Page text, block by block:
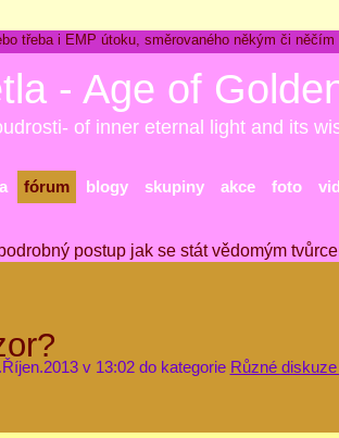
třeba i EMP útoku, směrovaného někým či
- Age of
of inner eternal light and its
fórum blogy skupiny akce foto
postup jak se stát vědomým
v 13:02 do kategorie Různé